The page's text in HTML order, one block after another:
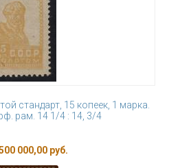
стандарт, 15 копеек, 1 марка.
рам. 14 1/4 : 14, 3/4
000,00 руб.